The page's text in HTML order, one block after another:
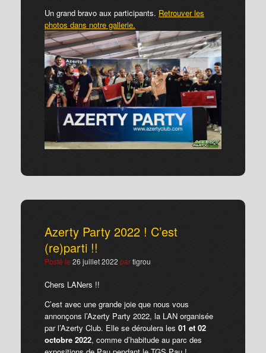
Un grand bravo aux participants. Retrouver les
photos dans notre gallerie.
Azerty Party 2022 ! C’est
(re)parti !!
Posté le 26 juillet 2022 partigrou
Chers LANers !!
C’est avec une grande joie que nous vous
annonçons l’Azerty Party 2022, la LAN organisée
par l’Azerty Club. Elle se déroulera les 01 et 02
octobre 2022, comme d’habitude au parc des